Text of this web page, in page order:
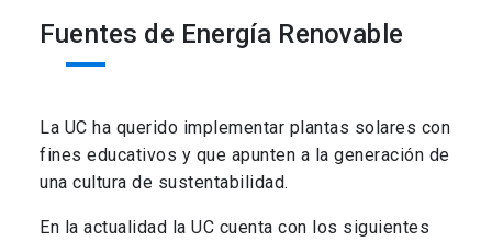
Fuentes de Energía Renovable
La UC ha querido implementar plantas solares con
fines educativos y que apunten a la generación de
una cultura de sustentabilidad.
En la actualidad la UC cuenta con los siguientes